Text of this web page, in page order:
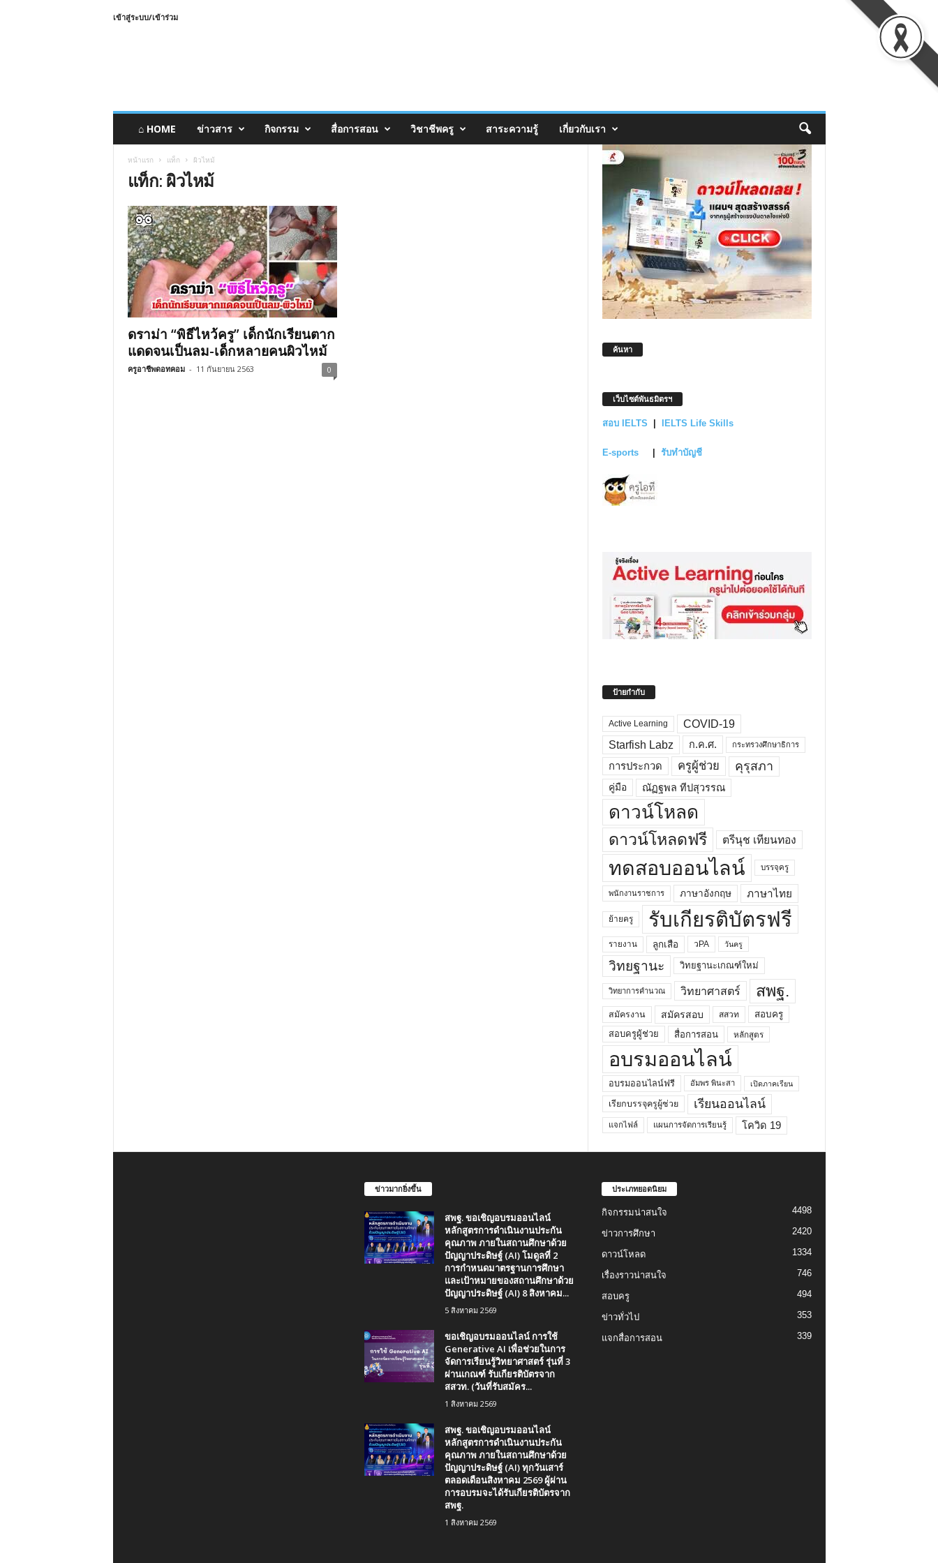
เข้าสู่ระบบ/เข้าร่วม
⌂ HOME ข่าวสาร กิจกรรม สื่อการสอน วิชาชีพครู สาระความรู้ เกี่ยวกับเรา
หน้าแรก แท็ก ผิวไหม้
แท็ก: ผิวไหม้
ดราม่า “พิธีไหว้ครู” เด็กนักเรียนตาก
แดดจนเป็นลม-เด็กหลายคนผิวไหม้
ครูอาชีพดอทคอม - 11 กันยายน 2563 0
ค้นหา
เว็บไซต์พันธมิตรฯ
สอบ IELTS IELTS Life Skills
E-sports รับทำบัญชี
ป้ายกำกับ
Active Learning
COVID-19
Starfish Labz
ก.ค.ศ. กระทรวงศึกษาธิการ
การประกวด ครูผู้ช่วย คุรุสภา
คู่มือ ณัฏฐพล ทีปสุวรรณ
ดาวน์โหลด
ดาวน์โหลดฟรี ตรีนุช เทียนทอง
ทดสอบออนไลน์ บรรจุครู
พนักงานราชการ ภาษาอังกฤษ ภาษาไทย
ย้ายครู รับเกียรติบัตรฟรี
รายงาน ลูกเสือ วPA วันครู
วิทยฐานะ วิทยฐานะเกณฑ์ใหม่
วิทยาการคำนวณ วิทยาศาสตร์ สพฐ.
สมัครงาน สมัครสอบ สสวท
สอบครู
สอบครูผู้ช่วย
สื่อการสอน หลักสูตร
อบรมออนไลน์
อบรมออนไลน์ฟรี อัมพร พินะสา เปิดภาคเรียน
เรียกบรรจุครูผู้ช่วย เรียนออนไลน์
แจกไฟล์ แผนการจัดการเรียนรู้ โควิด 19
ข่าวมากยิ่งขึ้น
สพฐ. ขอเชิญอบรมออนไลน์
หลักสูตรการดำเนินงานประกัน
คุณภาพ ภายในสถานศึกษาด้วย
ปัญญาประดิษฐ์ (AI) โมดูลที่ 2
การกำหนดมาตรฐานการศึกษา
และเป้าหมายของสถานศึกษาด้วย
ปัญญาประดิษฐ์ (AI) 8 สิงหาคม...
5 สิงหาคม 2569
ขอเชิญอบรมออนไลน์ การใช้
Generative AI เพื่อช่วยในการ
จัดการเรียนรู้วิทยาศาสตร์ รุ่นที่ 3
ผ่านเกณฑ์ รับเกียรติบัตรจาก
สสวท. (วันที่รับสมัคร...
1 สิงหาคม 2569
สพฐ. ขอเชิญอบรมออนไลน์
หลักสูตรการดำเนินงานประกัน
คุณภาพ ภายในสถานศึกษาด้วย
ปัญญาประดิษฐ์ (AI) ทุกวันเสาร์
ตลอดเดือนสิงหาคม 2569 ผู้ผ่าน
การอบรมจะได้รับเกียรติบัตรจาก
สพฐ.
1 สิงหาคม 2569
ประเภทยอดนิยม
กิจกรรมน่าสนใจ 4498
ข่าวการศึกษา 2420
ดาวน์โหลด 1334
เรื่องราวน่าสนใจ 746
สอบครู 494
ข่าวทั่วไป 353
แจกสื่อการสอน 339